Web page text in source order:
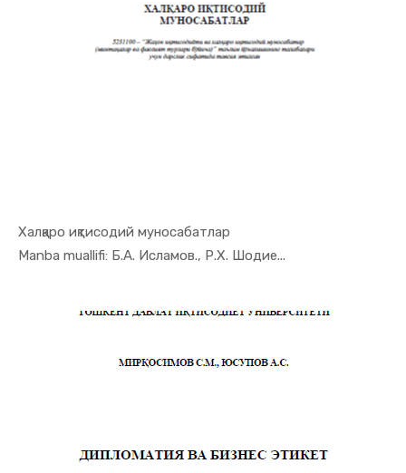
Халқаро иқтисодий муносабатлар
Manba muallifi: Б.А. Исламов., Р.Х. Шодие...
In Jahon i...